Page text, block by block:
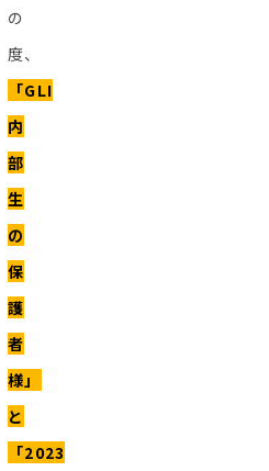
の
度、
「GLI
内
部
生
の
保
護
者
様」
と
「2023